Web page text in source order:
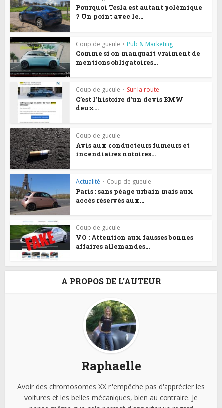
Pourquoi Tesla est autant polémique
? Un point avec le...
Coup de gueule • Pub & Marketing
Comme si on manquait vraiment de
mentions obligatoires...
Coup de gueule • Sur la route
C’est l’histoire d’un devis BMW
deux...
Coup de gueule
Avis aux conducteurs fumeurs et
incendiaires notoires...
Actualité • Coup de gueule
Paris : sans péage urbain mais aux
accès réservés aux...
Coup de gueule
VO : Attention aux fausses bonnes
affaires allemandes...
A PROPOS DE L'AUTEUR
Raphaelle
Avoir des chromosomes XX n'empêche pas d'apprécier les
voitures et les belles mécaniques, bien au contraire. Je